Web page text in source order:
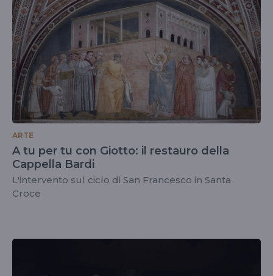
ARTE
A tu per tu con Giotto: il restauro della
Cappella Bardi
L'intervento sul ciclo di San Francesco in Santa
Croce